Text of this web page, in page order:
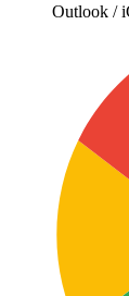
Outlook /